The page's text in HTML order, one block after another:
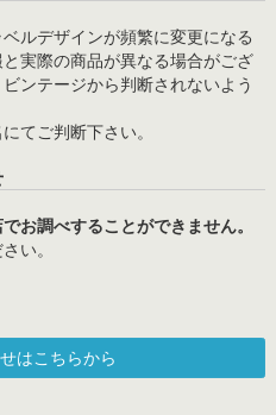
ルデザインが頻繁に変更になる
実際の商品が異なる場合がござ
ンテージから判断されないよう
てご判断下さい。
お調べすることができません。
い。
はこちらから